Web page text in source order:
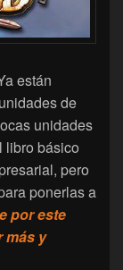
están
de
unidades
libro básico
pero
ponerlas a
por este
más y